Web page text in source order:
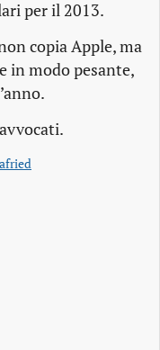
per il 2013.
copia Apple, ma
in modo pesante,